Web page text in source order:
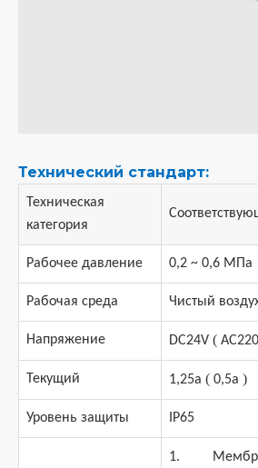
Технический стандарт:
Техническая
категория
Рабочее давление 0,2 ~ 0,6 МПа
Рабочая среда Чистый
Напряжение DC24V (
Текущий 1,25a ( 0,5a )
Уровень защиты IP65
1.